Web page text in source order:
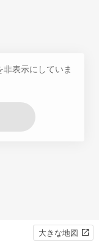
表示にしていま
大きな地図